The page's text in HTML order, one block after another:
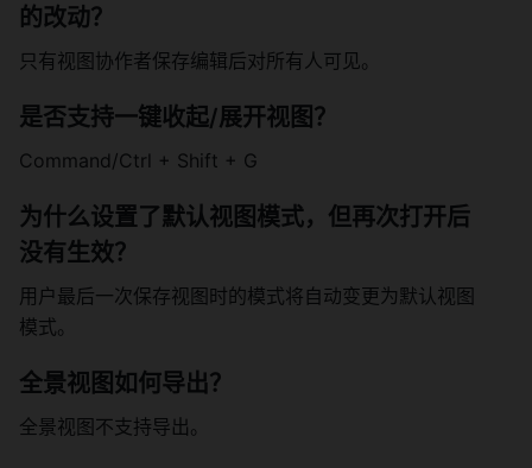
的改动？
只有视图协作者保存编辑后对所有人可见。
是否支持一键收起/展开视图？
Command/Ctrl + Shift + G
为什么设置了默认视图模式，但再次打开后
没有生效？
用户最后一次保存视图时的模式将自动变更为默认视图
模式。
全景视图如何导出？
全景视图不支持导出。